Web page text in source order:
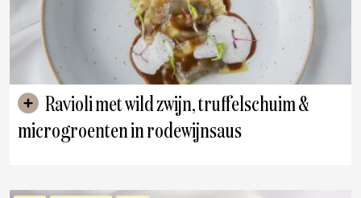
microgroenten in rodewijnsaus